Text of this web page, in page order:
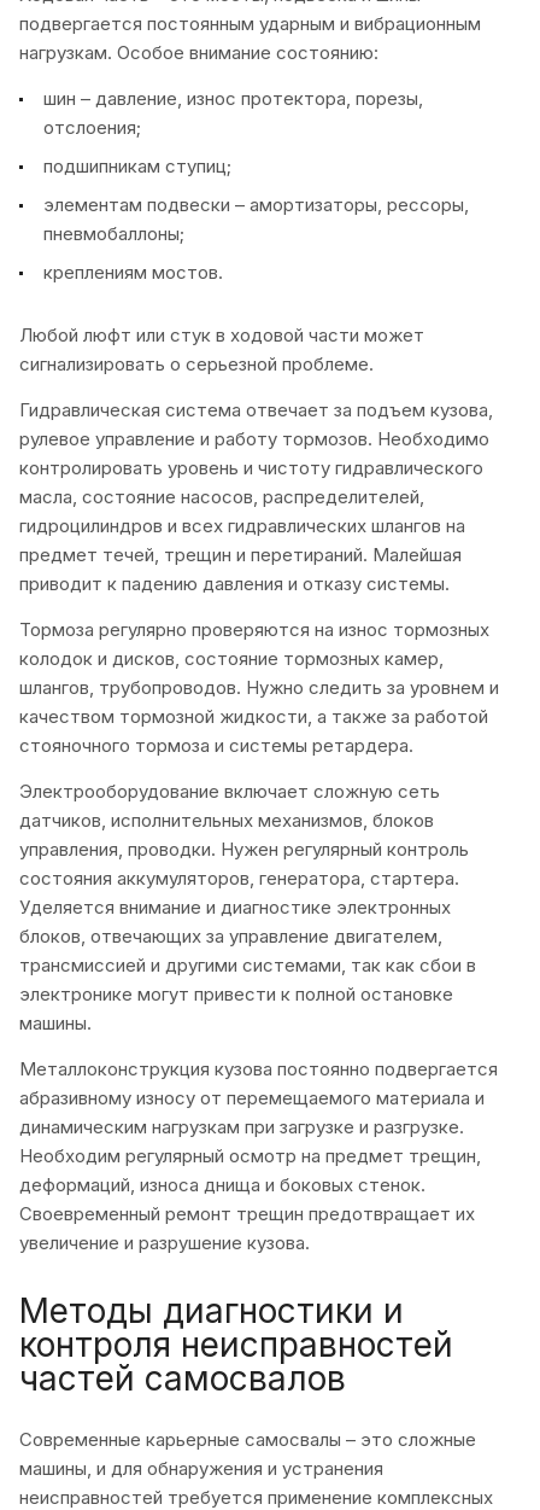
подвергается постоянным ударным и вибрационным
нагрузкам. Особое внимание состоянию:
шин – давление, износ протектора, порезы,
отслоения;
подшипникам ступиц;
элементам подвески – амортизаторы, рессоры,
пневмобаллоны;
креплениям мостов.
Любой люфт или стук в ходовой части может
сигнализировать о серьезной проблеме.
Гидравлическая система отвечает за подъем кузова,
рулевое управление и работу тормозов. Необходимо
контролировать уровень и чистоту гидравлического
масла, состояние насосов, распределителей,
гидроцилиндров и всех гидравлических шлангов на
предмет течей, трещин и перетираний. Малейшая
приводит к падению давления и отказу системы.
Тормоза регулярно проверяются на износ тормозных
колодок и дисков, состояние тормозных камер,
шлангов, трубопроводов. Нужно следить за уровнем и
качеством тормозной жидкости, а также за работой
стояночного тормоза и системы ретардера.
Электрооборудование включает сложную сеть
датчиков, исполнительных механизмов, блоков
управления, проводки. Нужен регулярный контроль
состояния аккумуляторов, генератора, стартера.
Уделяется внимание и диагностике электронных
блоков, отвечающих за управление двигателем,
трансмиссией и другими системами, так как сбои в
электронике могут привести к полной остановке
машины.
Металлоконструкция кузова постоянно подвергается
абразивному износу от перемещаемого материала и
динамическим нагрузкам при загрузке и разгрузке.
Необходим регулярный осмотр на предмет трещин,
деформаций, износа днища и боковых стенок.
Своевременный ремонт трещин предотвращает их
увеличение и разрушение кузова.
Методы диагностики и
контроля неисправностей
частей самосвалов
Современные карьерные самосвалы – это сложные
машины, и для обнаружения и устранения
неисправностей требуется применение комплексных